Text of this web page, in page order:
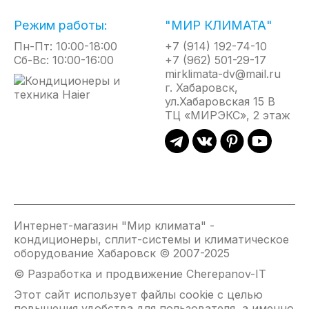
Возможность управления как горизонтальными,
так и вертикальными с пульта ДУ позволяет
настроить направление воздушного потока так,
как комфортно Вам.
Технология iFeel позволяет создать комфортную
температуру там, где находитесь Вы (в месте
способствуют очистке воздуха от пыли, вирусов и
аллергенов.
Кондиционер обеспечивает обогрев при
температуре на улице до -15ﹾС, позволяя создать
с высокой энергоэффективностью SCOP
Режим работы:
Пн-Пт: 10:00-18:00
Сб-Вс: 10:00-16:00
"МИР КЛИМАТА"
+7 (914) 192-74-10
+7 (962) 501-29-17
mirklimata-dv@mail.ru
г. Хабаровск,
ул.Хабаровская 15 В
ТЦ «МИРЭКС», 2 этаж
Интернет-магазин "Мир климата" -
кондиционеры, сплит-системы и климатическое
оборудование Хабаровск © 2007-2025
© Разработка и продвижение Cherepanov-IT
Этот сайт использует файлы cookie с целью